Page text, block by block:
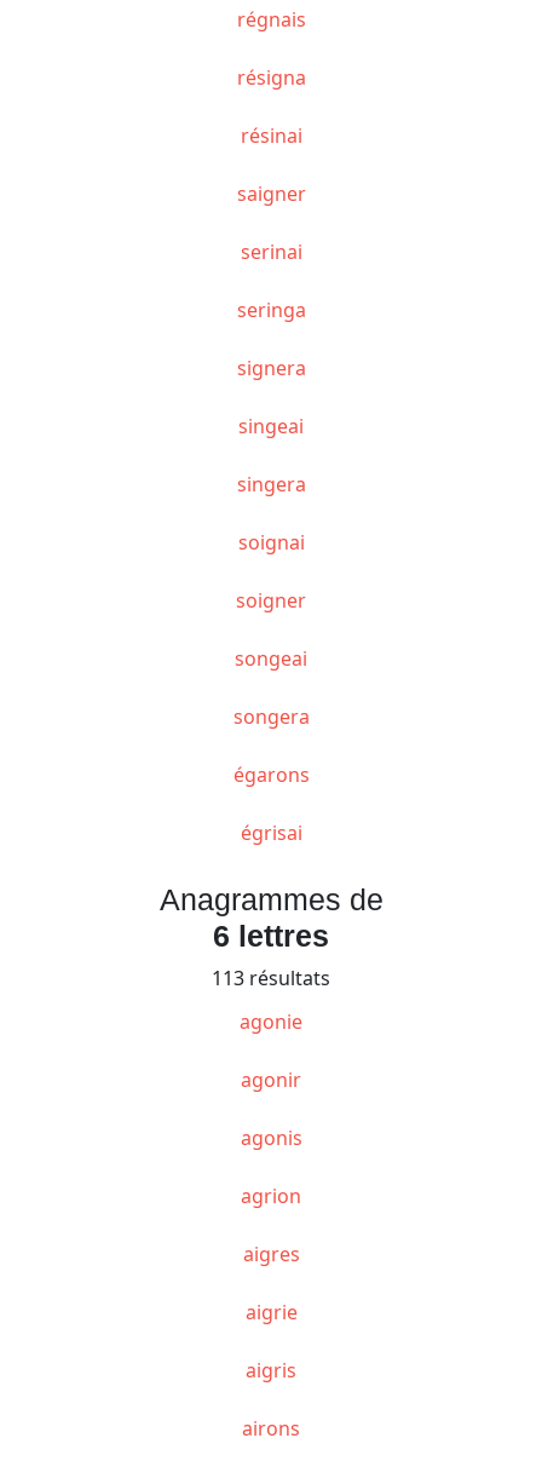
régnais
résigna
résinai
saigner
serinai
seringa
signera
singeai
singera
soignai
soigner
songeai
songera
égarons
égrisai
Anagrammes de
6 lettres
113 résultats
agonie
agonir
agonis
agrion
aigres
aigrie
aigris
airons